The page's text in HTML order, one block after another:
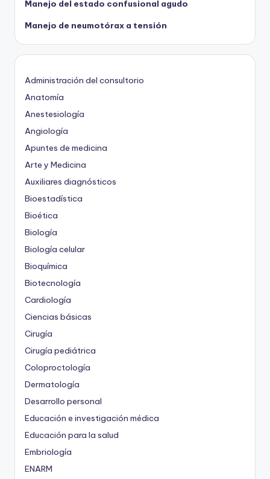
Manejo del estado confusional agudo
Manejo de neumotórax a tensión
Administración del consultorio
Anatomía
Anestesiología
Angiología
Apuntes de medicina
Arte y Medicina
Auxiliares diagnósticos
Bioestadística
Bioética
Biología
Biología celular
Bioquímica
Biotecnología
Cardiología
Ciencias básicas
Cirugía
Cirugía pediátrica
Coloproctología
Dermatología
Desarrollo personal
Educación e investigación médica
Educación para la salud
Embriología
ENARM